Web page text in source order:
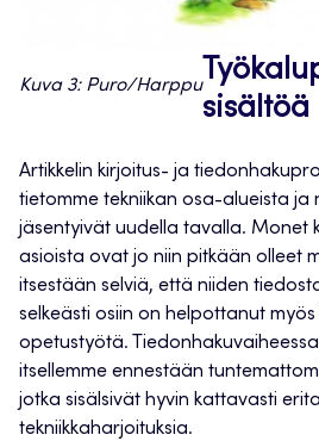
Kuva 3: Puro/Harppu
sisältöä
Artikkelin kirjoitus- ja
tietomme tekniikan osa-alueista ja
jäsentyivät uudella tavalla. Monet
asioista ovat jo niin pitkään olleet
itsestään selviä, että niiden
selkeästi osiin on helpottanut
opetustyötä.
itsellemme ennestään
jotka sisälsivät hyvin kattavasti
tekniikkaharjoituksia.